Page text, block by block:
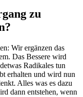
zu
Wir ergänzen das
Das Bessere wird
Radikales tun
erhalten und wird nun
Alles was es dazu
dann entstehen, wenn